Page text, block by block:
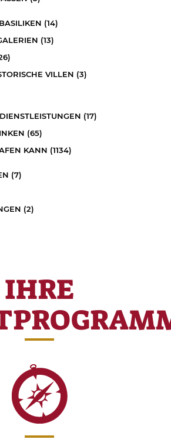
(14)
(13)
VILLEN (3)
(17)
(65)
KANN (1134)
(7)
(2)
IHRE